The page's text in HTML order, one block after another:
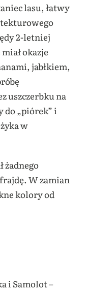
lasu, łatwy
tekturowego
2-letniej
okazje
jabłkiem,
uszczerbku na
do „piórek” i
w
żadnego
W zamian
kolory od
i Samolot –